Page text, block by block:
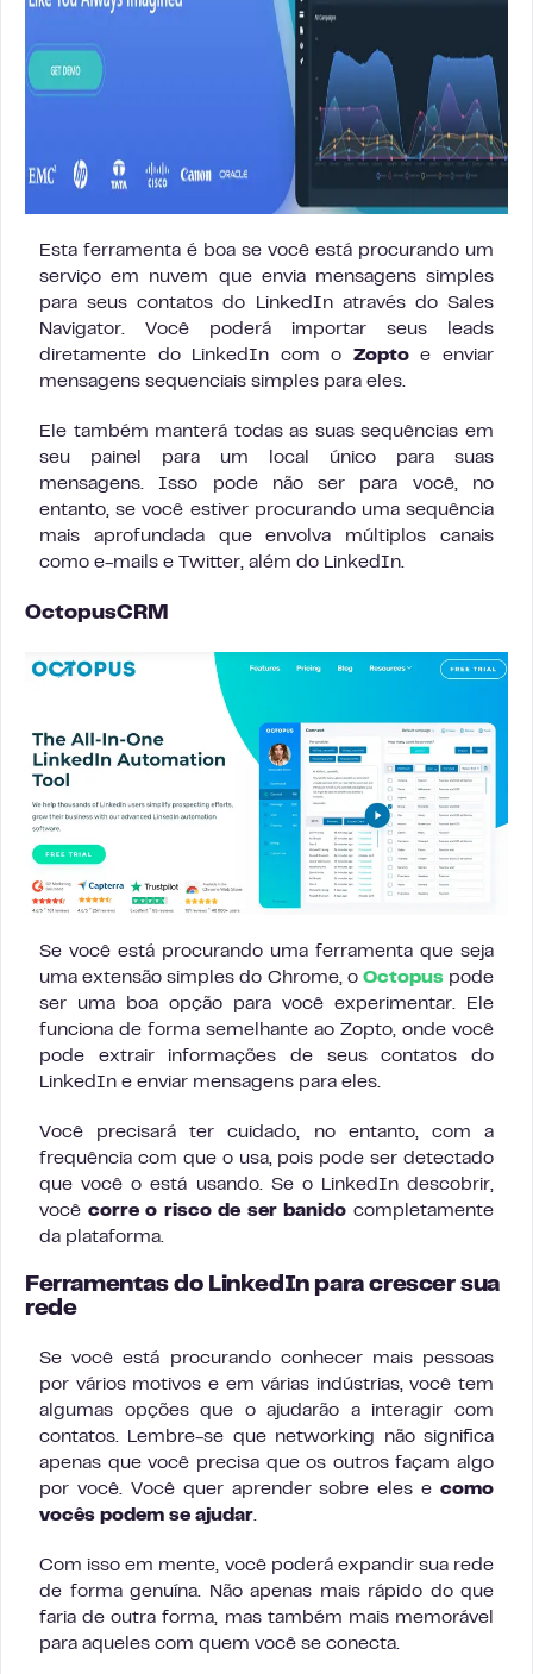
Esta ferramenta é boa se você está procurando um
serviço em nuvem que envia mensagens simples
para seus contatos do LinkedIn através do Sales
Navigator. Você poderá importar seus leads
diretamente do LinkedIn com o Zoptoe enviar
mensagens sequenciais simples para eles.
Ele também manterá todas as suas sequências em
seu painel para um local único para suas
mensagens. Isso pode não ser para você, no
entanto, se você estiver procurando uma sequência
mais aprofundada que envolva múltiplos canais
como e-mails e Twitter, além do LinkedIn.
OctopusCRM
Se você está procurando uma ferramenta que seja
uma extensão simples do Chrome, o Octopuspode
ser uma boa opção para você experimentar. Ele
funciona de forma semelhante ao Zopto, onde você
pode extrair informações de seus contatos do
LinkedIn e enviar mensagens para eles.
Você precisará ter cuidado, no entanto, com a
frequência com que o usa, pois pode ser detectado
que você o está usando. Se o LinkedIn descobrir,
você corre o risco de ser banido completamente
da plataforma.
Ferramentas do LinkedIn para crescer sua
rede
Se você está procurando conhecer mais pessoas
por vários motivos e em várias indústrias, você tem
algumas opções que o ajudarão a interagir com
contatos. Lembre-se que networking não significa
apenas que você precisa que os outros façam algo
por você. Você quer aprender sobre eles e como
vocês podem se ajudar
Com isso em mente, você poderá expandir sua rede
de forma genuína. Não apenas mais rápido do que
faria de outra forma, mas também mais memorável
para aqueles com quem você se conecta.